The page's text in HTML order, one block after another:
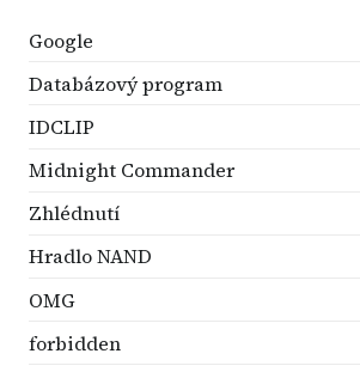
Google
Databázový program
IDCLIP
Midnight Commander
Zhlédnutí
Hradlo NAND
OMG
forbidden